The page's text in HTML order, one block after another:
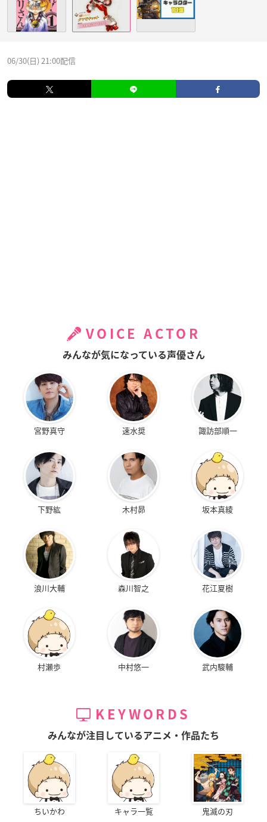
06/30(日) 21:00配信
VOICE ACTOR
みんなが気になっている声優さん
宮野真守 速水奨 諏訪部順一
下野紘 木村昴 坂本真綾
浪川大輔 森川智之 花江夏樹
村瀬歩 中村悠一 武内駿輔
KEYWORDS
みんなが注目しているアニメ・作品たち
ちいかわ キャラ一覧 鬼滅の刃